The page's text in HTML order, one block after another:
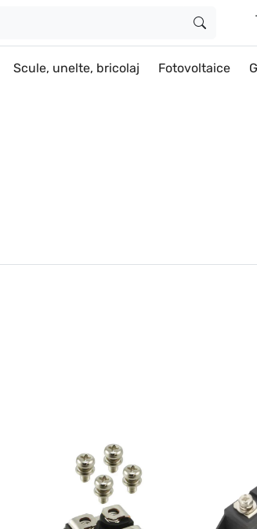
Scule, unelte, bricolaj Fotovoltaice